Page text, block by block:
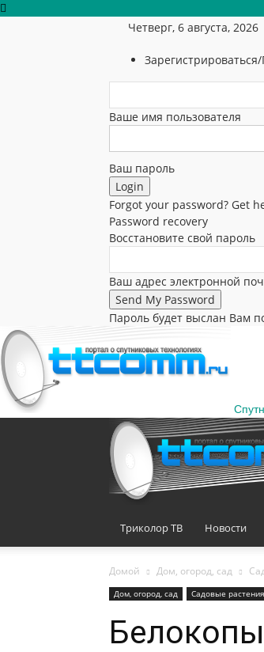
Четверг, 6 августа, 2026
Ваше имя пользователя
Ваш пароль
Forgot your password? Get
Password recovery
Восстановите свой пароль
Ваш адрес электронной
Пароль будет выслан Вам
Триколор ТВ Новости
Домой Дом, огород, сад
Дом, огород, сад Садовые растения